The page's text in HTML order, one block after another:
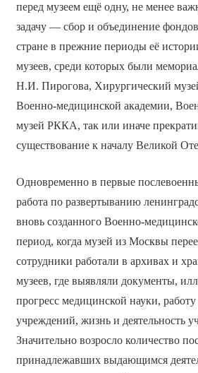
перед музеем ещё одну, не менее
задачу — сбор и объединение
стране в прежние периоды её
музеев, среди которых были
Н.И. Пирогова, Хирургический
Военно-медицинской академии,
музей РККА, так или иначе
существование к началу Великой
Одновременно в первые
работа по развертыванию
вновь созданного Военно-
период, когда музей из Москвы
сотрудники работали в архивах и
музеев, где выявляли документы,
прогресс медицинской науки,
учреждений, жизнь и деятельность
Значительно возросло количество
принадлежавших выдающимся